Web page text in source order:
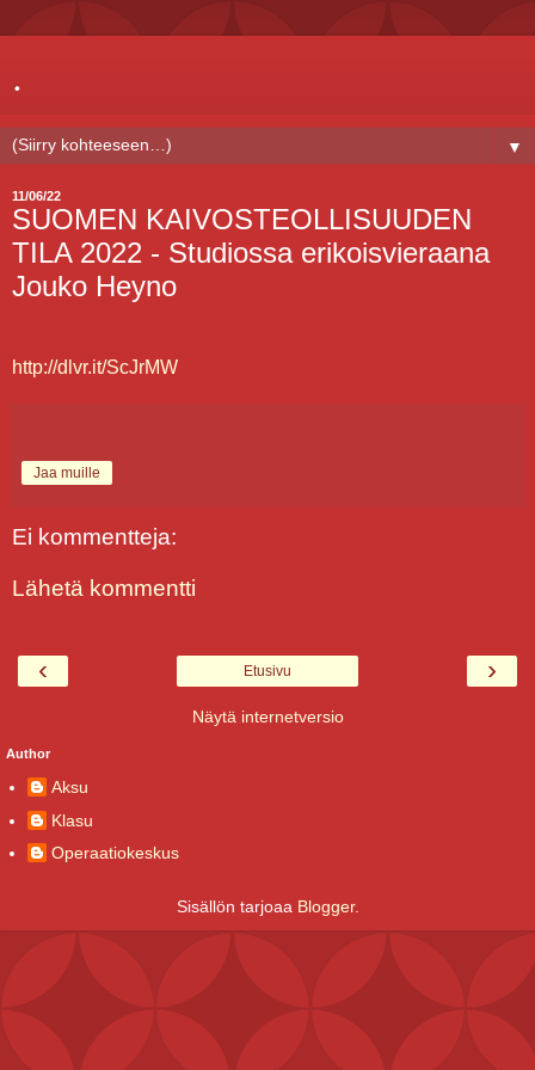
.
▼
11/06/22
SUOMEN KAIVOSTEOLLISUUDEN
TILA 2022 - Studiossa erikoisvieraana
Jouko Heyno
http://dlvr.it/ScJrMW
Jaa muille
Ei kommentteja:
Lähetä kommentti
‹ ›
Etusivu
Näytä internetversio
Author
Aksu
Klasu
Operaatiokeskus
Sisällön tarjoaa Blogger.